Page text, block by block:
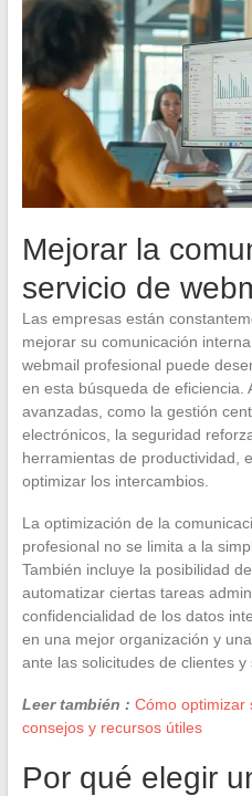
Mejorar la
servicio de
Las empresas están
mejorar su comunicación
webmail profesional puede
en esta búsqueda de eficiencia.
avanzadas, como la gestión
electrónicos, la seguridad
herramientas de productividad,
optimizar los intercambios.
La optimización de la
profesional no se limita a la
También incluye la posibilidad
automatizar ciertas tareas
confidencialidad de los datos
en una mejor organización y
ante las solicitudes de clientes y
Leer también : Cómo optimizar
consejos y recursos útiles
Por qué elegir